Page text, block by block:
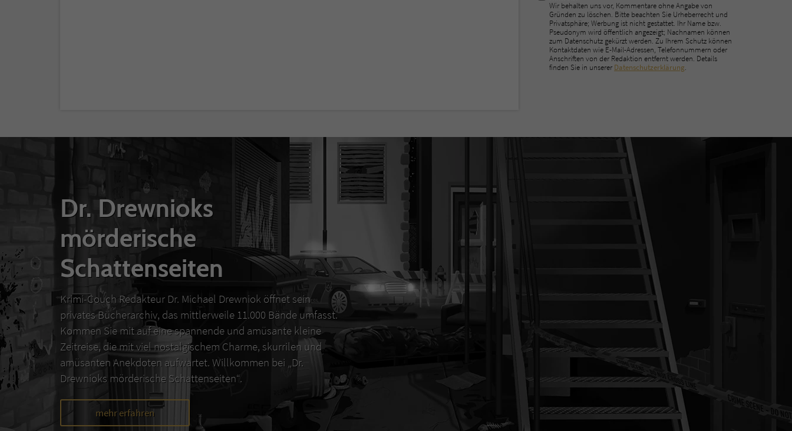
Wir behalten uns vor, Kommentare ohne Angabe von
Gründen zu löschen. Bitte beachten Sie Urheberrecht und
Privatsphäre; Werbung ist nicht gestattet. Ihr Name bzw.
Pseudonym wird öffentlich angezeigt; Nachnamen können
zum Datenschutz gekürzt werden. Zu Ihrem Schutz können
Kontaktdaten wie E-Mail-Adressen, Telefonnummern oder
Anschriften von der Redaktion entfernt werden. Details
finden Sie in unserer Datenschutzerklärung.
Dr. Drewnioks
mörderische
Schattenseiten
Krimi-Couch Redakteur Dr. Michael Drewniok öffnet sein
privates Bücherarchiv, das mittlerweile 11.000 Bände umfasst.
Kommen Sie mit auf eine spannende und amüsante kleine
Zeitreise, die mit viel nostalgischem Charme, skurrilen und
amüsanten Anekdoten aufwartet. Willkommen bei „Dr.
Drewnioks mörderische Schattenseiten“.
mehr erfahren